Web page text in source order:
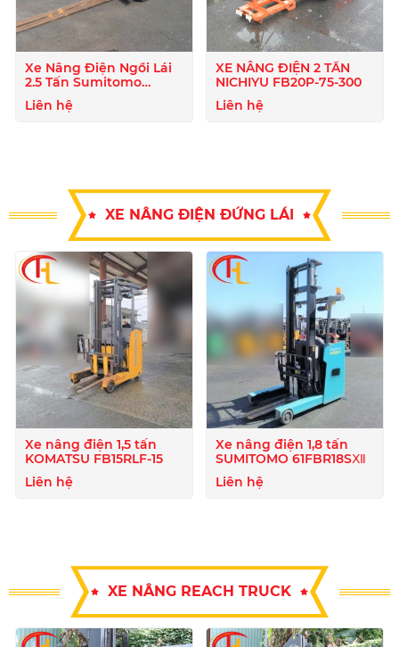
Xe Nâng Điện Ngồi Lái
2.5 Tấn Sumitomo
51FB25PJXIII
Liên hệ
XE NÂNG ĐIỆN 2 TẤN
NICHIYU FB20P-75-300
Liên hệ
XE NÂNG ĐIỆN ĐỨNG LÁI
Xe nâng điện 1,5 tấn
KOMATSU FB15RLF-15
Liên hệ
Xe nâng điện 1,8 tấn
SUMITOMO 61FBR18SⅫ
Liên hệ
XE NÂNG REACH TRUCK